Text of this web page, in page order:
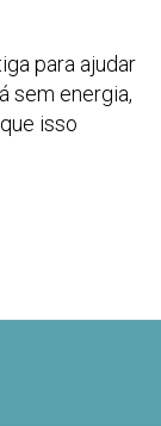
para ajudar
sem energia,
isso